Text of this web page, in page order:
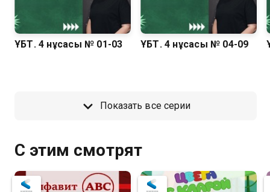
ҰБТ. 4 нұсқасы № 01-03 ҰБТ. 4 нұсқасы № 04-09
Показать все серии
С этим смотрят